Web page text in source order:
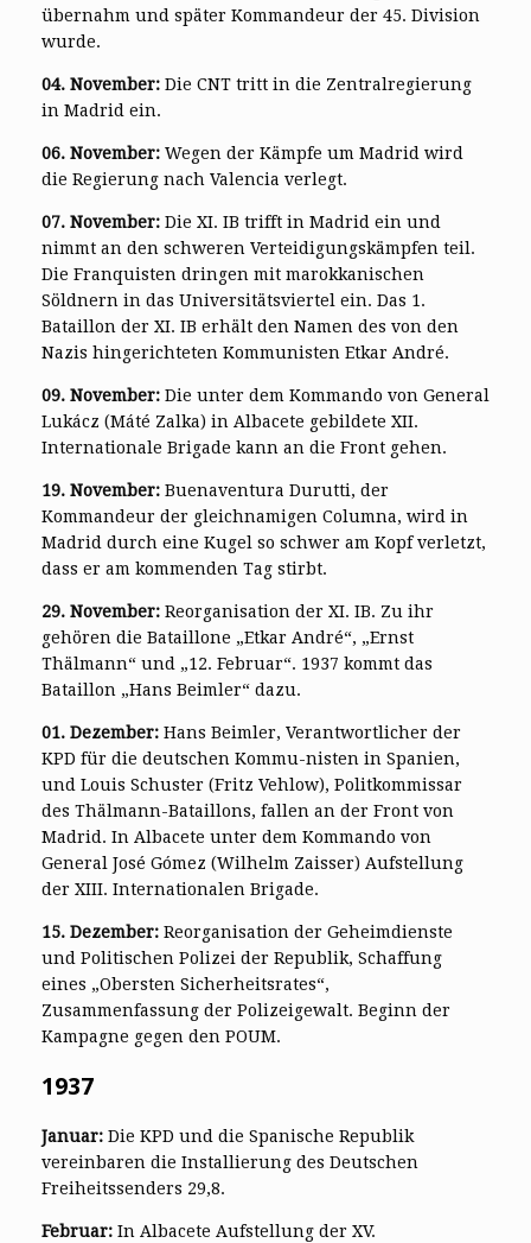
übernahm und später Kommandeur der 45. Division
wurde.
04. November: Die CNT tritt in die Zentralregierung
in Madrid ein.
06. November: Wegen der Kämpfe um Madrid wird
die Regierung nach Valencia verlegt.
07. November: Die XI. IB trifft in Madrid ein und
nimmt an den schweren Verteidigungskämpfen teil.
Die Franquisten dringen mit marokkanischen
Söldnern in das Universitätsviertel ein. Das 1.
Bataillon der XI. IB erhält den Namen des von den
Nazis hingerichteten Kommunisten Etkar André.
09. November: Die unter dem Kommando von General
Lukácz (Máté Zalka) in Albacete gebildete XII.
Internationale Brigade kann an die Front gehen.
19. November: Buenaventura Durutti, der
Kommandeur der gleichnamigen Columna, wird in
Madrid durch eine Kugel so schwer am Kopf verletzt,
dass er am kommenden Tag stirbt.
29. November: Reorganisation der XI. IB. Zu ihr
gehören die Bataillone „Etkar André“, „Ernst
Thälmann“ und „12. Februar“. 1937 kommt das
Bataillon „Hans Beimler“ dazu.
01. Dezember: Hans Beimler, Verantwortlicher der
KPD für die deutschen Kommu-nisten in Spanien,
und Louis Schuster (Fritz Vehlow), Politkommissar
des Thälmann-Bataillons, fallen an der Front von
Madrid. In Albacete unter dem Kommando von
General José Gómez (Wilhelm Zaisser) Aufstellung
der XIII. Internationalen Brigade.
15. Dezember: Reorganisation der Geheimdienste
und Politischen Polizei der Republik, Schaffung
eines „Obersten Sicherheitsrates“,
Zusammenfassung der Polizeigewalt. Beginn der
Kampagne gegen den POUM.
1937
Januar: Die KPD und die Spanische Republik
vereinbaren die Installierung des Deutschen
Freiheitssenders 29,8.
Februar: In Albacete Aufstellung der XV.